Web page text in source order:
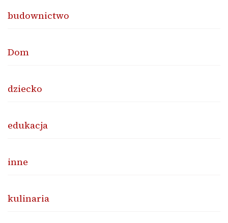
budownictwo
Dom
dziecko
edukacja
inne
kulinaria